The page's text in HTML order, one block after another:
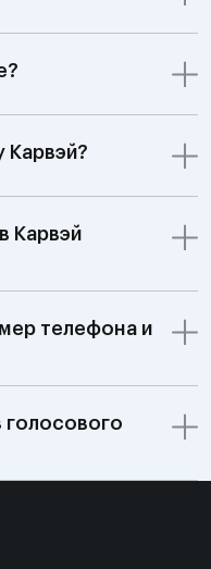
Карвэй?
Карвэй
телефона и
голосового